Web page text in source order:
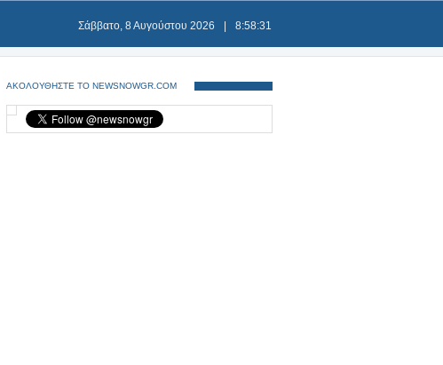
Σάββατο, 8 Αυγούστου 2026 8:58:31
ΑΚΟΛΟΥΘΗΣΤΕ ΤΟ NEWSNOWGR.COM